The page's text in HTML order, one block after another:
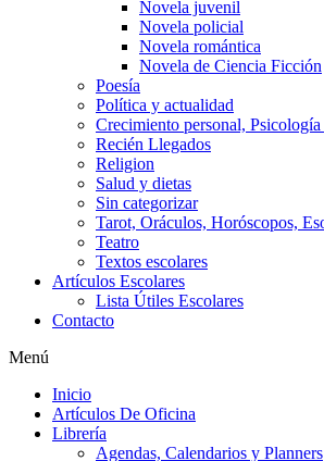
Novela juvenil
Novela policial
Novela romántica
Novela de Ciencia Ficción
Poesía
Política y actualidad
Crecimiento personal,
Recién Llegados
Religion
Salud y dietas
Sin categorizar
Tarot, Oráculos, Horóscopos,
Teatro
Textos escolares
Artículos Escolares
Lista Útiles Escolares
Contacto
Menú
Inicio
Artículos De Oficina
Librería
Agendas, Calendarios y Planners